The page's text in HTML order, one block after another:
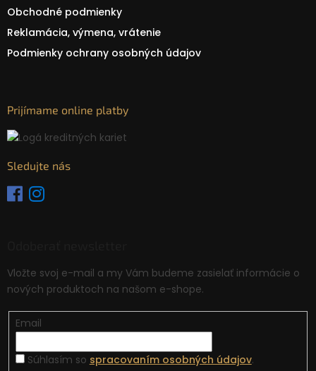
Obchodné podmienky
Reklamácia, výmena, vrátenie
Podmienky ochrany osobných údajov
Prijímame online platby
Sledujte nás
Vložte svoj e-mail a my Vám budeme zasielať informácie o
nových produktoch na našom e-shope.
Email
Súhlasím so spracovaním osobných údajov.